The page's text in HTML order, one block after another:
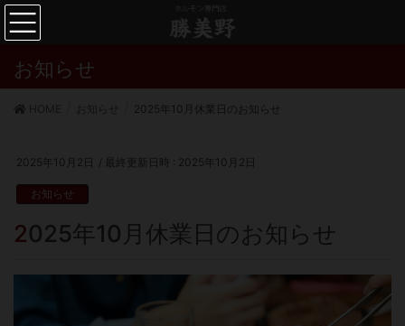
お知らせ
2025年10月休業日のお知らせ
2025年10月2日 / 最終更新日時 : 2025年10月2日
お知らせ
2025年10月休業日のお知らせ